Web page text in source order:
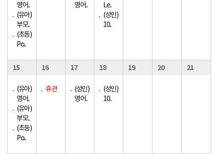
영어..
(유아)
부모..
(초등)
Po..
영어..
Le..
(성인)
10..
15
(유아)
영어..
(유아)
부모..
(초등)
Po..
16
휴관
17
(성인)
영어..
18
(성인)
10..
19 20 21